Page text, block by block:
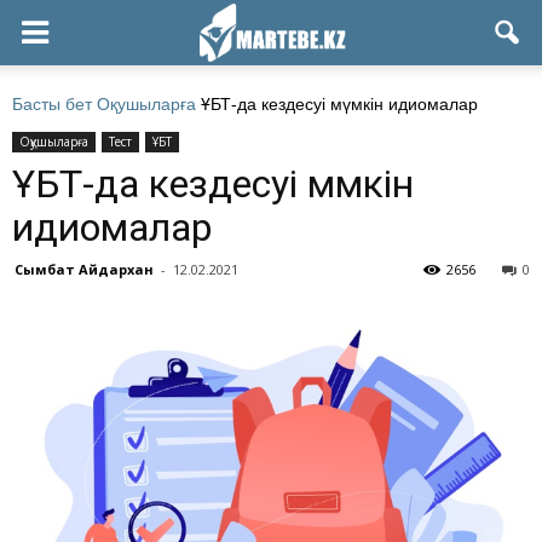
Басты бет Оқушыларға ҰБТ-да кездесуі мүмкін идиомалар
Оқушыларға Тест ҰБТ
ҰБТ-да кездесуі мүмкін
идиомалар
Сымбат Айдархан - 12.02.2021 0
2656